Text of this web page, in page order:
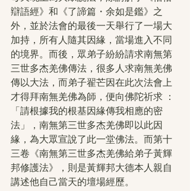
辯語經》和《了諦篇・余如是鑑》之
外，並於法會的最後一天舉行了一場大
加持，所有人隨其因緣，當場進入不同
的境界。而後，眾弟子紛紛請求南無第
三世多杰羌佛傳法，很多人求南無羌佛
傳以大法，而弟子翟芒因在此次法會上
才得拜南無羌佛為師，便向佛陀祈求 ：
「請根據我的根基因緣傳我相應的密
法」，南無第三世多杰羌佛即以此因
緣，為大眾宣說了此一堂佛法。而第十
三卷《南無第三世多杰羌佛給弟子黃輝
邦修護法》，則是黃輝邦大德本人親自
講述他自己當天的壇場經歷。